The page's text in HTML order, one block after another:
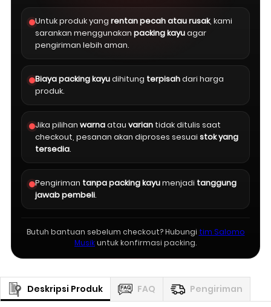
Untuk produk yang rentan pecah atau rusak, kami
sarankan menggunakan packing kayuagar
pengiriman lebih aman.
Biaya packing kayudihitung terpisahdari harga
produk.
Jika pilihan warnaatau varian tidak ditulis saat
checkout, pesanan akan diproses sesuai stok yang
tersedia.
Pengiriman tanpa packing kayumenjadi tanggung
jawab pembeli.
Butuh bantuan sebelum checkout? Hubungi tim Salomo
Musikuntuk konfirmasi packing.
Deskripsi Produk FAQ Pengiriman